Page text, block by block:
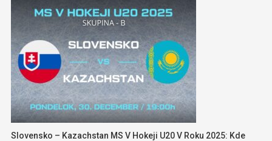
Slovensko – Kazachstan MS V Hokeji U20 V Roku 2025: Kde